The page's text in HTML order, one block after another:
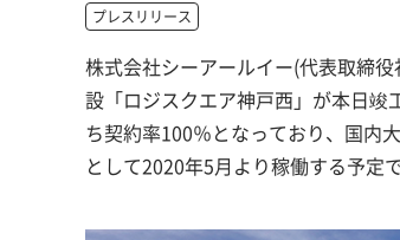
プレスリリース
株式会社シーアールイー(代表取締
設「ロジスクエア神戸西」が本日
ち契約率100％となっており、国
として2020年5月より稼働する予定で